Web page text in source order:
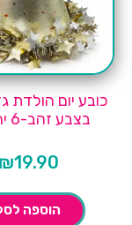
כובע יום הולדת
בצבע זהב-6 יחידות
₪19.90
הוספה